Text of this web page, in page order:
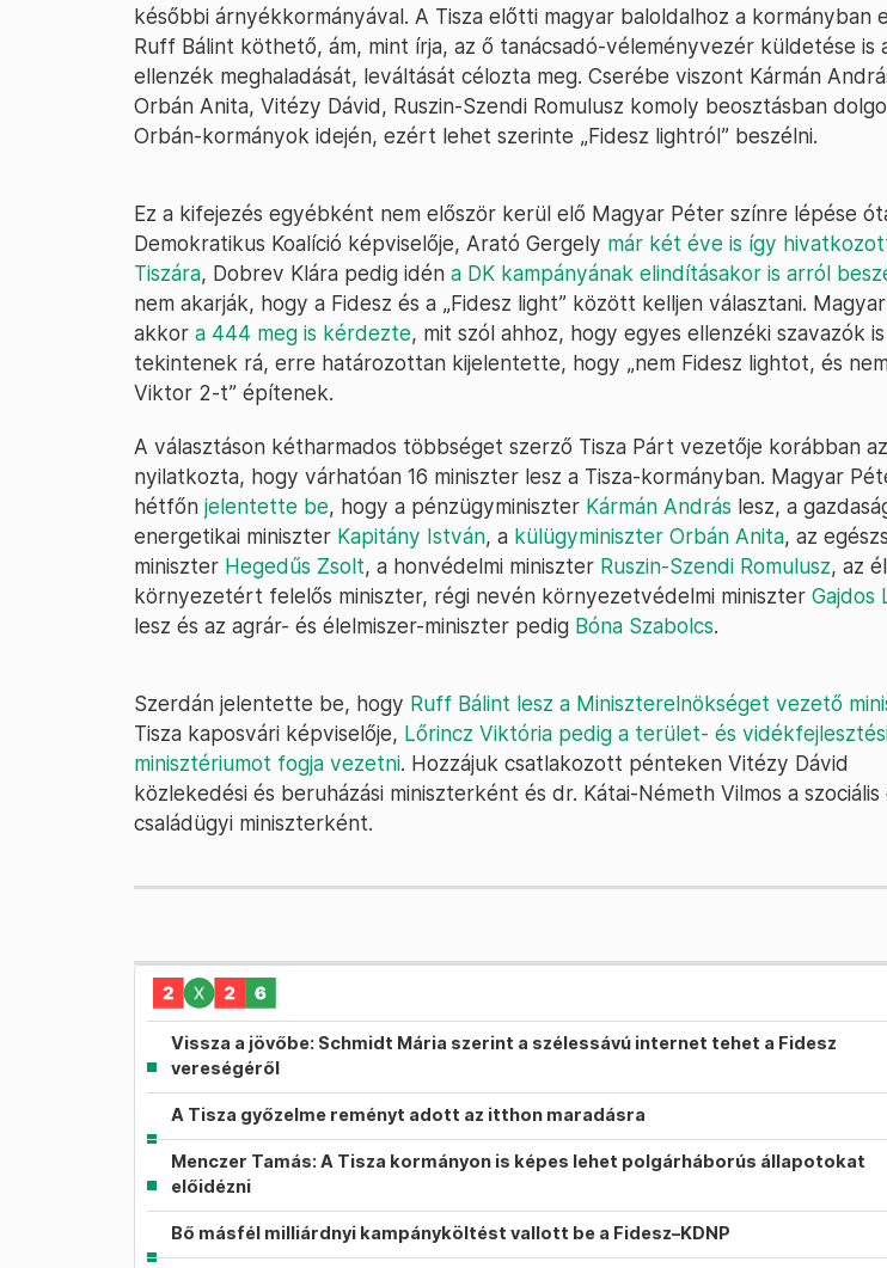
későbbi árnyékkormányával. A Tisza előtti magyar baloldalhoz a kormányban
Ruff Bálint köthető, ám, mint írja, az ő tanácsadó-véleményvezér küldetése is
ellenzék meghaladását, leváltását célozta meg. Cserébe viszont Kármán
Orbán Anita, Vitézy Dávid, Ruszin-Szendi Romulusz komoly beosztásban
Orbán-kormányok idején, ezért lehet szerinte „Fidesz lightról” beszélni.
Ez a kifejezés egyébként nem először kerül elő Magyar Péter színre lépése
Demokratikus Koalíció képviselője, Arató Gergely már két éve is így
Tiszára, Dobrev Klára pedig idén a DK kampányának elindításakor is arról
nem akarják, hogy a Fidesz és a „Fidesz light” között kelljen választani.
akkor a 444 meg is kérdezte, mit szól ahhoz, hogy egyes ellenzéki szavazók
tekintenek rá, erre határozottan kijelentette, hogy „nem Fidesz lightot, és
Viktor 2-t” építenek.
A választáson kétharmados többséget szerző Tisza Párt vezetője korábban
nyilatkozta, hogy várhatóan 16 miniszter lesz a Tisza-kormányban. Magyar
hétfőn jelentette be, hogy a pénzügyminiszter Kármán András lesz, a
energetikai miniszter Kapitány István, a külügyminiszter Orbán Anita, az
miniszter Hegedűs Zsolt, a honvédelmi miniszter Ruszin-Szendi Romulusz, az
környezetért felelős miniszter, régi nevén környezetvédelmi miniszter Gajdos
lesz és az agrár- és élelmiszer-miniszter pedig Bóna Szabolcs.
Szerdán jelentette be, hogy Ruff Bálint lesz a Miniszterelnökséget vezető
Tisza kaposvári képviselője, Lőrincz Viktória pedig a terület- és
minisztériumot fogja vezetni. Hozzájuk csatlakozott pénteken Vitézy Dávid
közlekedési és beruházási miniszterként és dr. Kátai-Németh Vilmos a szociális
családügyi miniszterként.
Vissza a jövőbe: Schmidt Mária szerint a szélessávú internet tehet a Fidesz
vereségéről
A Tisza győzelme reményt adott az itthon maradásra
Menczer Tamás: A Tisza kormányon is képes lehet polgárháborús állapotokat
előidézni
Bő másfél milliárdnyi kampányköltést vallott be a Fidesz–KDNP